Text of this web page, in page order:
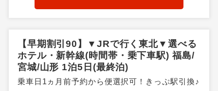
湯・高湯温泉周辺・郡山・福
【早期割引90】▼JRで行く東北▼選べる
ホテル・新幹線(時間帯・乗下車駅) 福島/
宮城/山形 1泊5日(最終泊)
乗車日1ヵ月前予約から便選択可！きっぷ駅引換♪